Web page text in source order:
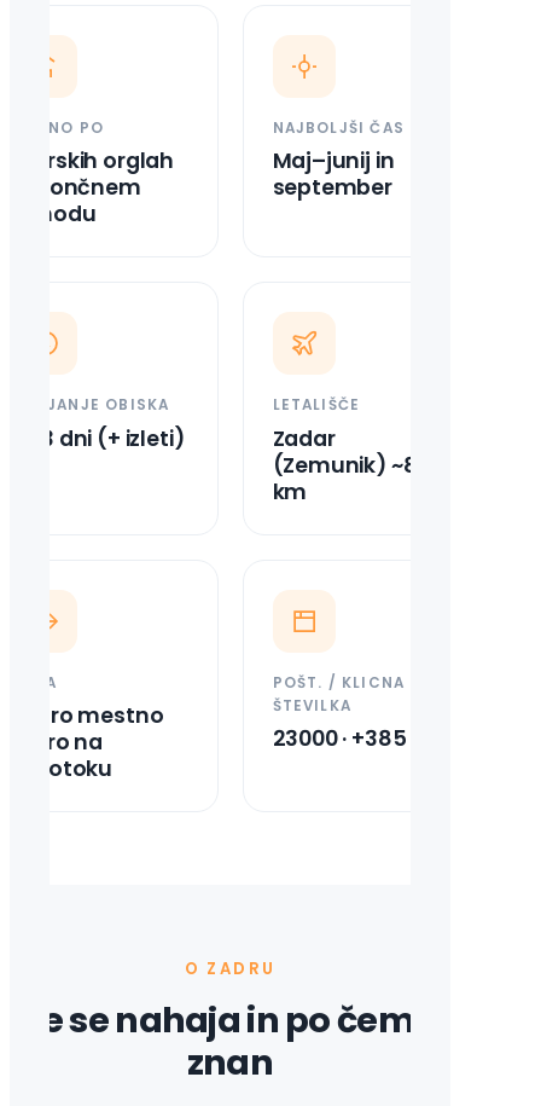
ZNANO PO
Morskih orglah
in sončnem
zahodu
NAJBOLJŠI ČAS
Maj–junij in
september
TRAJANJE OBISKA
2–3 dni (+ izleti)
LETALIŠČE
Zadar
(Zemunik) ~8
km
LEGA
Staro mestno
jedro na
polotoku
POŠT. / KLICNA
ŠTEVILKA
23000 · +385 23
O ZADRU
Kje se nahaja in po čem je
znan